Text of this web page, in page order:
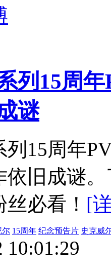
列15周
谜
列15周年
依旧成谜
必看！ [
尔 15周年 纪念预告片 史克威
10:01:29